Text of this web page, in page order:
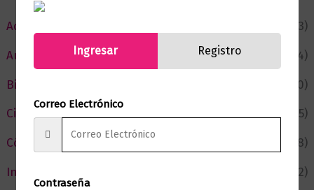
Actualidad
(53)
Autor del Mes
(4)
Bienestar
(230)
Ciencia y Conocimiento
(75)
Cómic y Fantasía
(88)
Infantil y Juvenil
(212)
Ingresar Registro
Correo Electrónico
Contraseña